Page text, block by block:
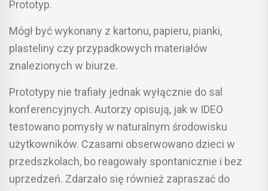
Prototyp.
Mógł być wykonany z kartonu, papieru, pianki,
plasteliny czy przypadkowych materiałów
znalezionych w biurze.
Prototypy nie trafiały jednak wyłącznie do sal
konferencyjnych. Autorzy opisują, jak w IDEO
testowano pomysły w naturalnym środowisku
użytkowników. Czasami obserwowano dzieci w
przedszkolach, bo reagowały spontanicznie i bez
uprzedzeń. Zdarzało się również zapraszać do